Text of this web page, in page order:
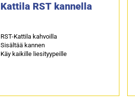
Kattila RST kannella
RST-Kattila kahvoilla
Sisältää kannen
Käy kaikille liesityypeille